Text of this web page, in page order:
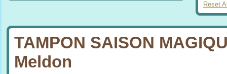
Reset
TAMPON SAISON
Meldon